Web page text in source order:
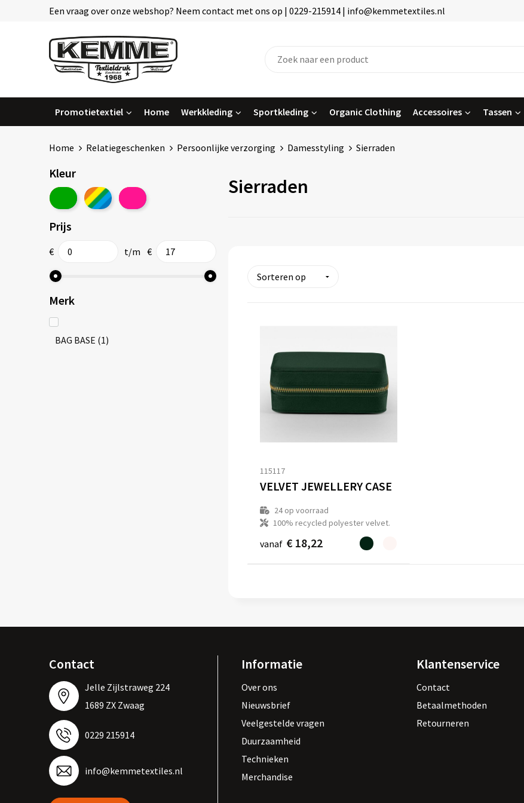
Een vraag over onze webshop? Neem contact met ons op | 0229-215914 | info@kemmetextiles.nl
Promotietextiel Home Werkkleding Sportkleding Organic Clothing Accessoires Tassen
Home Relatiegeschenken Persoonlijke verzorging Damesstyling Sierraden
Kleur
Prijs
€ t/m €
Merk
BAG BASE (1)
Sierraden
115117
VELVET JEWELLERY CASE
24op voorraad
100% recycled polyester velvet.
vanaf € 18,22
Contact
Jelle Zijlstraweg 224
1689 ZX Zwaag
0229 215914
info@kemmetextiles.nl
Informatie
Over ons
Nieuwsbrief
Veelgestelde vragen
Duurzaamheid
Technieken
Merchandise
Klantenservice
Contact
Betaalmethoden
Retourneren